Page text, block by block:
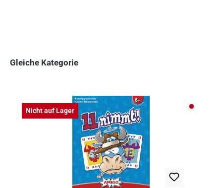
Gleiche Kategorie
Nicht auf Lager Nicht